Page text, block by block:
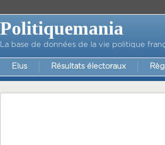
Politiquemania
La base de données de la vie politique
Elus Résultats électoraux